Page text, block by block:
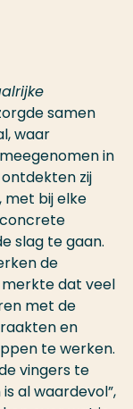
samen
waar
in
zij
met bij elke
slag te gaan.
de
merkte dat veel
met de
en
te werken.
vingers te
al waardevol”,